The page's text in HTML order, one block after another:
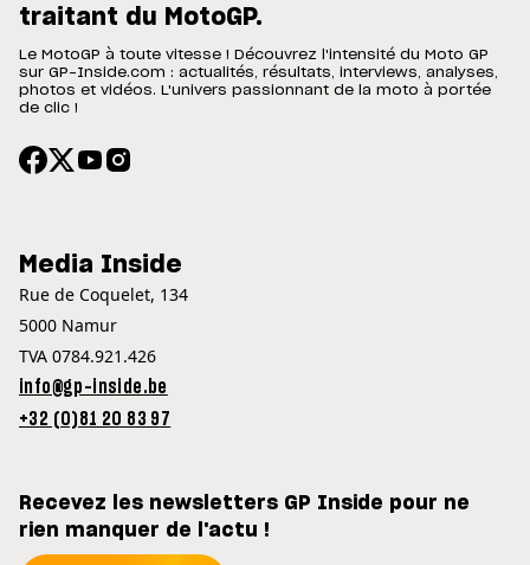
traitant du MotoGP.
Le MotoGP à toute vitesse ! Découvrez l'intensité du Moto GP
sur GP-Inside.com : actualités, résultats, interviews, analyses,
photos et vidéos. L'univers passionnant de la moto à portée
de clic !
Media Inside
Rue de Coquelet, 134
5000 Namur
TVA 0784.921.426
info@gp-inside.be
+32 (0)81 20 83 97
Recevez les newsletters GP Inside pour ne
rien manquer de l'actu !